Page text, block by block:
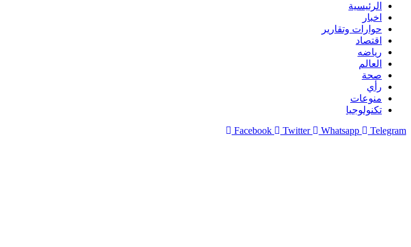
الرئيسية
اخبار
حوارات وتقارير
اقتصاد
رياضه
العالم
صحة
رأي
منوعات
تكنولوجيا
Facebook
Twitter Whatsapp Telegram